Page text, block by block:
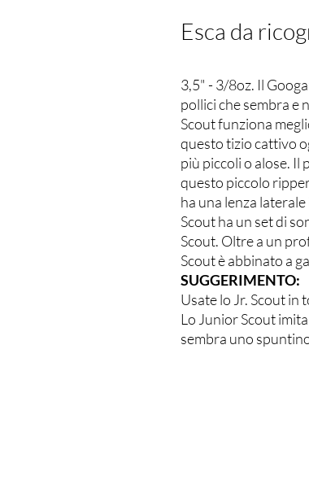
Esca da
3,5" - 3/8oz. Il
pollici che sembra e
Scout funziona
questo tizio cattivo
più piccoli o alose. Il
questo piccolo
ha una lenza
Scout ha un set di
Scout. Oltre a un
Scout è abbinato a
SUGGERIMENTO:
Usate lo Jr. Scout in
Lo Junior Scout
sembra uno